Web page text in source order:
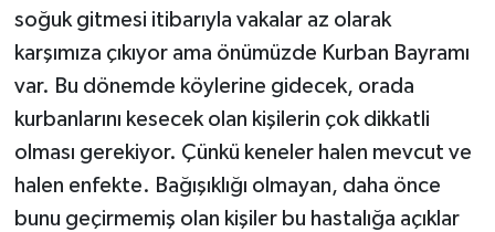
soğuk gitmesi itibarıyla vakalar az olarak
karşımıza çıkıyor ama önümüzde Kurban Bayramı
var. Bu dönemde köylerine gidecek, orada
kurbanlarını kesecek olan kişilerin çok dikkatli
olması gerekiyor. Çünkü keneler halen mevcut ve
halen enfekte. Bağışıklığı olmayan, daha önce
bunu geçirmemiş olan kişiler bu hastalığa açıklar